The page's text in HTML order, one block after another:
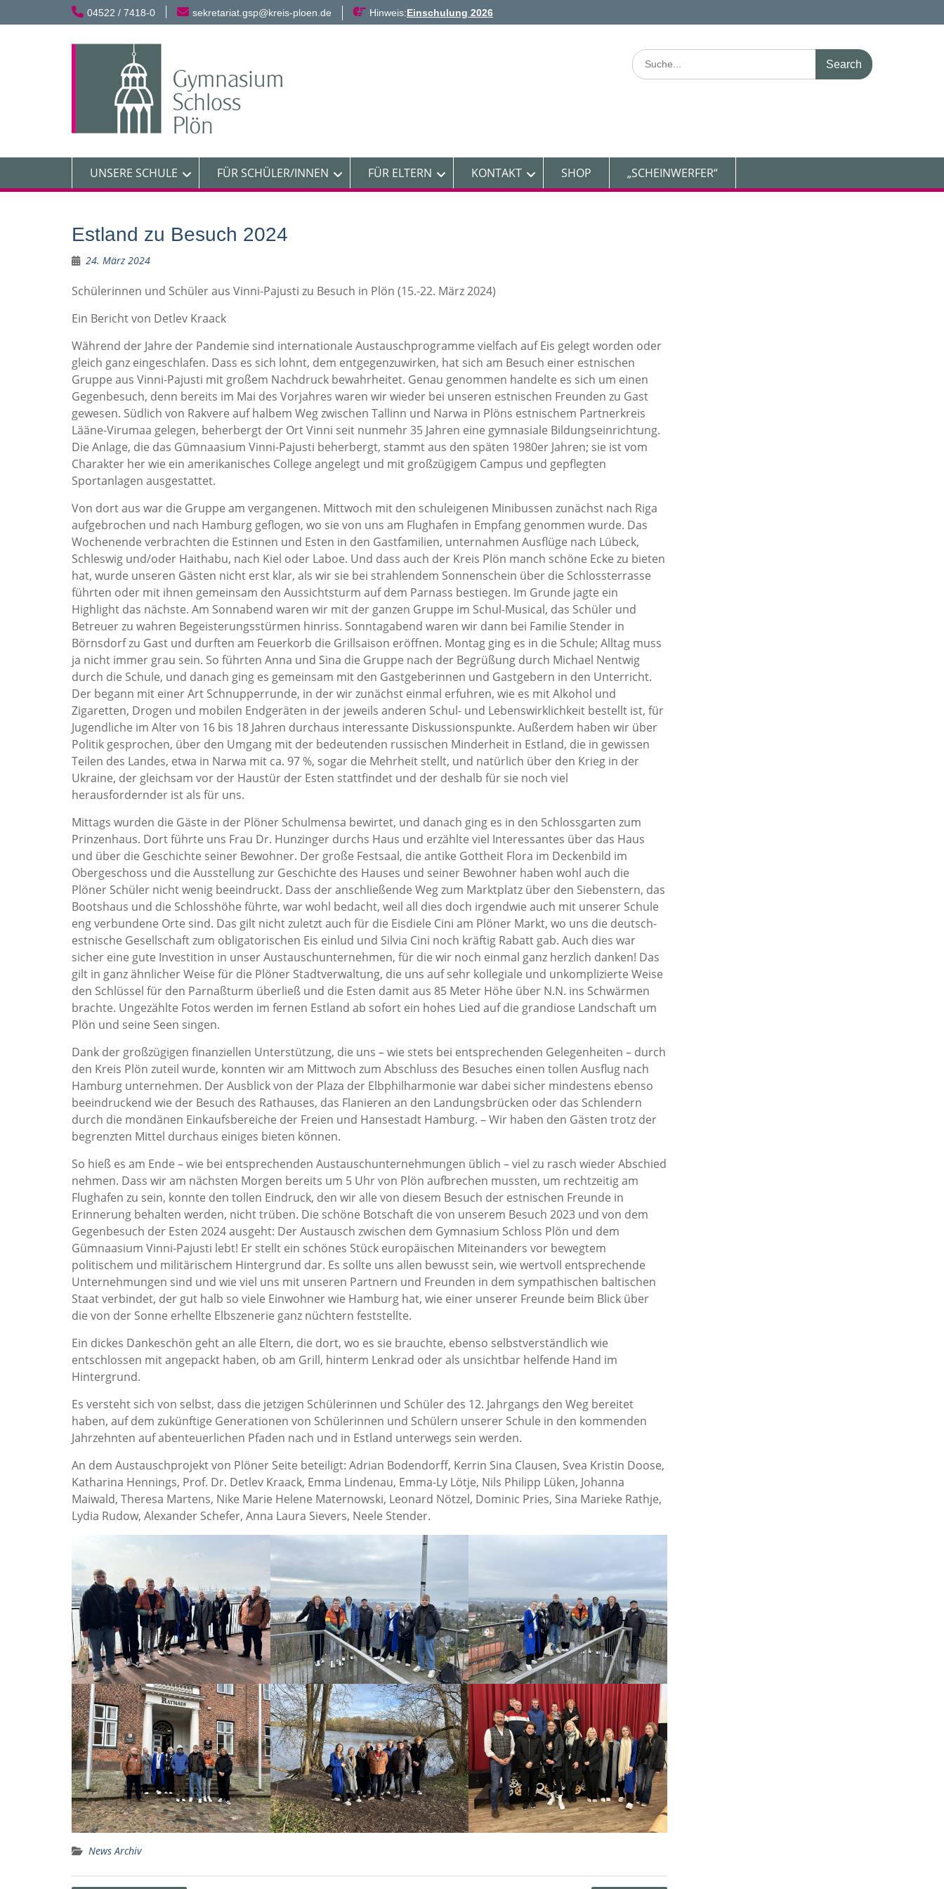
to
04522 / 7418-0 sekretariat.gsp@kreis-ploen.de Hinweis:Einschulung 2026
Search
for:
UNSERE SCHULE FÜR SCHÜLER/INNEN FÜR ELTERN KONTAKT SHOP „SCHEINWERFER“
Estland zu Besuch 2024
24. März 2024
Schülerinnen und Schüler aus Vinni-Pajusti zu Besuch in Plön (15.-22. März 2024)
Ein Bericht von Detlev Kraack
Während der Jahre der Pandemie sind internationale Austauschprogramme vielfach auf Eis gelegt worden oder
gleich ganz eingeschlafen. Dass es sich lohnt, dem entgegenzuwirken, hat sich am Besuch einer estnischen
Gruppe aus Vinni-Pajusti mit großem Nachdruck bewahrheitet. Genau genommen handelte es sich um einen
Gegenbesuch, denn bereits im Mai des Vorjahres waren wir wieder bei unseren estnischen Freunden zu Gast
gewesen. Südlich von Rakvere auf halbem Weg zwischen Tallinn und Narwa in Plöns estnischem Partnerkreis
Lääne-Virumaa gelegen, beherbergt der Ort Vinni seit nunmehr 35 Jahren eine gymnasiale Bildungseinrichtung.
Die Anlage, die das Gümnaasium Vinni-Pajusti beherbergt, stammt aus den späten 1980er Jahren; sie ist vom
Charakter her wie ein amerikanisches College angelegt und mit großzügigem Campus und gepflegten
Sportanlagen ausgestattet.
Von dort aus war die Gruppe am vergangenen. Mittwoch mit den schuleigenen Minibussen zunächst nach Riga
aufgebrochen und nach Hamburg geflogen, wo sie von uns am Flughafen in Empfang genommen wurde. Das
Wochenende verbrachten die Estinnen und Esten in den Gastfamilien, unternahmen Ausflüge nach Lübeck,
Schleswig und/oder Haithabu, nach Kiel oder Laboe. Und dass auch der Kreis Plön manch schöne Ecke zu bieten
hat, wurde unseren Gästen nicht erst klar, als wir sie bei strahlendem Sonnenschein über die Schlossterrasse
führten oder mit ihnen gemeinsam den Aussichtsturm auf dem Parnass bestiegen. Im Grunde jagte ein
Highlight das nächste. Am Sonnabend waren wir mit der ganzen Gruppe im Schul-Musical, das Schüler und
Betreuer zu wahren Begeisterungsstürmen hinriss. Sonntagabend waren wir dann bei Familie Stender in
Börnsdorf zu Gast und durften am Feuerkorb die Grillsaison eröffnen. Montag ging es in die Schule; Alltag muss
ja nicht immer grau sein. So führten Anna und Sina die Gruppe nach der Begrüßung durch Michael Nentwig
durch die Schule, und danach ging es gemeinsam mit den Gastgeberinnen und Gastgebern in den Unterricht.
Der begann mit einer Art Schnupperrunde, in der wir zunächst einmal erfuhren, wie es mit Alkohol und
Zigaretten, Drogen und mobilen Endgeräten in der jeweils anderen Schul- und Lebenswirklichkeit bestellt ist, für
Jugendliche im Alter von 16 bis 18 Jahren durchaus interessante Diskussionspunkte. Außerdem haben wir über
Politik gesprochen, über den Umgang mit der bedeutenden russischen Minderheit in Estland, die in gewissen
Teilen des Landes, etwa in Narwa mit ca. 97 %, sogar die Mehrheit stellt, und natürlich über den Krieg in der
Ukraine, der gleichsam vor der Haustür der Esten stattfindet und der deshalb für sie noch viel
herausfordernder ist als für uns.
Mittags wurden die Gäste in der Plöner Schulmensa bewirtet, und danach ging es in den Schlossgarten zum
Prinzenhaus. Dort führte uns Frau Dr. Hunzinger durchs Haus und erzählte viel Interessantes über das Haus
und über die Geschichte seiner Bewohner. Der große Festsaal, die antike Gottheit Flora im Deckenbild im
Obergeschoss und die Ausstellung zur Geschichte des Hauses und seiner Bewohner haben wohl auch die
Plöner Schüler nicht wenig beeindruckt. Dass der anschließende Weg zum Marktplatz über den Siebenstern, das
Bootshaus und die Schlosshöhe führte, war wohl bedacht, weil all dies doch irgendwie auch mit unserer Schule
eng verbundene Orte sind. Das gilt nicht zuletzt auch für die Eisdiele Cini am Plöner Markt, wo uns die deutsch-
estnische Gesellschaft zum obligatorischen Eis einlud und Silvia Cini noch kräftig Rabatt gab. Auch dies war
sicher eine gute Investition in unser Austauschunternehmen, für die wir noch einmal ganz herzlich danken! Das
gilt in ganz ähnlicher Weise für die Plöner Stadtverwaltung, die uns auf sehr kollegiale und unkomplizierte Weise
den Schlüssel für den Parnaßturm überließ und die Esten damit aus 85 Meter Höhe über N.N. ins Schwärmen
brachte. Ungezählte Fotos werden im fernen Estland ab sofort ein hohes Lied auf die grandiose Landschaft um
Plön und seine Seen singen.
Dank der großzügigen finanziellen Unterstützung, die uns – wie stets bei entsprechenden Gelegenheiten – durch
den Kreis Plön zuteil wurde, konnten wir am Mittwoch zum Abschluss des Besuches einen tollen Ausflug nach
Hamburg unternehmen. Der Ausblick von der Plaza der Elbphilharmonie war dabei sicher mindestens ebenso
beeindruckend wie der Besuch des Rathauses, das Flanieren an den Landungsbrücken oder das Schlendern
durch die mondänen Einkaufsbereiche der Freien und Hansestadt Hamburg. – Wir haben den Gästen trotz der
begrenzten Mittel durchaus einiges bieten können.
So hieß es am Ende – wie bei entsprechenden Austauschunternehmungen üblich – viel zu rasch wieder Abschied
nehmen. Dass wir am nächsten Morgen bereits um 5 Uhr von Plön aufbrechen mussten, um rechtzeitig am
Flughafen zu sein, konnte den tollen Eindruck, den wir alle von diesem Besuch der estnischen Freunde in
Erinnerung behalten werden, nicht trüben. Die schöne Botschaft die von unserem Besuch 2023 und von dem
Gegenbesuch der Esten 2024 ausgeht: Der Austausch zwischen dem Gymnasium Schloss Plön und dem
Gümnaasium Vinni-Pajusti lebt! Er stellt ein schönes Stück europäischen Miteinanders vor bewegtem
politischem und militärischem Hintergrund dar. Es sollte uns allen bewusst sein, wie wertvoll entsprechende
Unternehmungen sind und wie viel uns mit unseren Partnern und Freunden in dem sympathischen baltischen
Staat verbindet, der gut halb so viele Einwohner wie Hamburg hat, wie einer unserer Freunde beim Blick über
die von der Sonne erhellte Elbszenerie ganz nüchtern feststellte.
Ein dickes Dankeschön geht an alle Eltern, die dort, wo es sie brauchte, ebenso selbstverständlich wie
entschlossen mit angepackt haben, ob am Grill, hinterm Lenkrad oder als unsichtbar helfende Hand im
Hintergrund.
Es versteht sich von selbst, dass die jetzigen Schülerinnen und Schüler des 12. Jahrgangs den Weg bereitet
haben, auf dem zukünftige Generationen von Schülerinnen und Schülern unserer Schule in den kommenden
Jahrzehnten auf abenteuerlichen Pfaden nach und in Estland unterwegs sein werden.
An dem Austauschprojekt von Plöner Seite beteiligt: Adrian Bodendorff, Kerrin Sina Clausen, Svea Kristin Doose,
Katharina Hennings, Prof. Dr. Detlev Kraack, Emma Lindenau, Emma-Ly Lötje, Nils Philipp Lüken, Johanna
Maiwald, Theresa Martens, Nike Marie Helene Maternowski, Leonard Nötzel, Dominic Pries, Sina Marieke Rathje,
Lydia Rudow, Alexander Schefer, Anna Laura Sievers, Neele Stender.
News Archiv